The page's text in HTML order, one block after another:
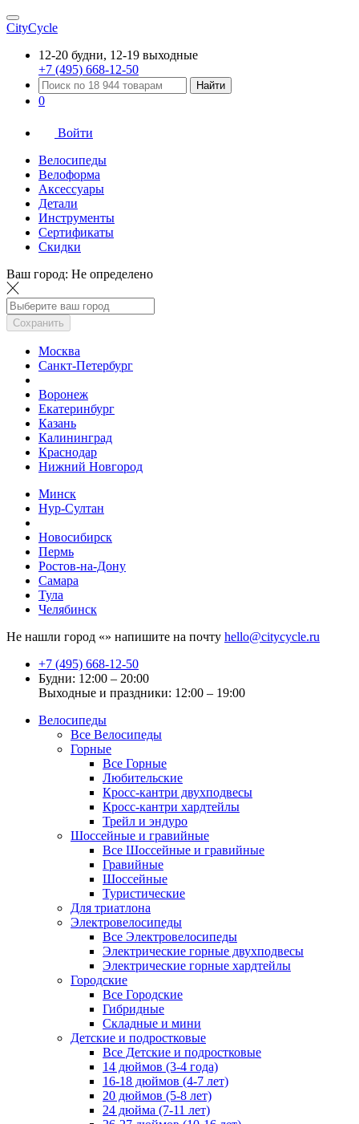
CityCycle
12-20 будни, 12-19 выходные
+7 (495) 668-12-50
Найти
0
Войти
Велосипеды
Велоформа
Аксессуары
Детали
Инструменты
Сертификаты
Скидки
Ваш город: Не определено
Сохранить
Москва
Санкт-Петербург
Воронеж
Екатеринбург
Казань
Калининград
Краснодар
Нижний Новгород
Минск
Нур-Султан
Новосибирск
Пермь
Ростов-на-Дону
Самара
Тула
Челябинск
Не нашли город «» напишите на почту hello@citycycle.ru
+7 (495) 668-12-50
Будни: 12:00 – 20:00
Выходные и праздники: 12:00 – 19:00
Велосипеды
Все Велосипеды
Горные
Все Горные
Любительские
Кросс-кантри двухподвесы
Кросс-кантри хардтейлы
Трейл и эндуро
Шоссейные и гравийные
Все Шоссейные и гравийные
Гравийные
Шоссейные
Туристические
Для триатлона
Электровелосипеды
Все Электровелосипеды
Электрические горные двухподвесы
Электрические горные хардтейлы
Городские
Все Городские
Гибридные
Складные и мини
Детские и подростковые
Все Детские и подростковые
14 дюймов (3-4 года)
16-18 дюймов (4-7 лет)
20 дюймов (5-8 лет)
24 дюйма (7-11 лет)